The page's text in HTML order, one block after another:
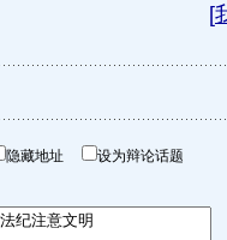
[
隐藏地址 设为辩论话题